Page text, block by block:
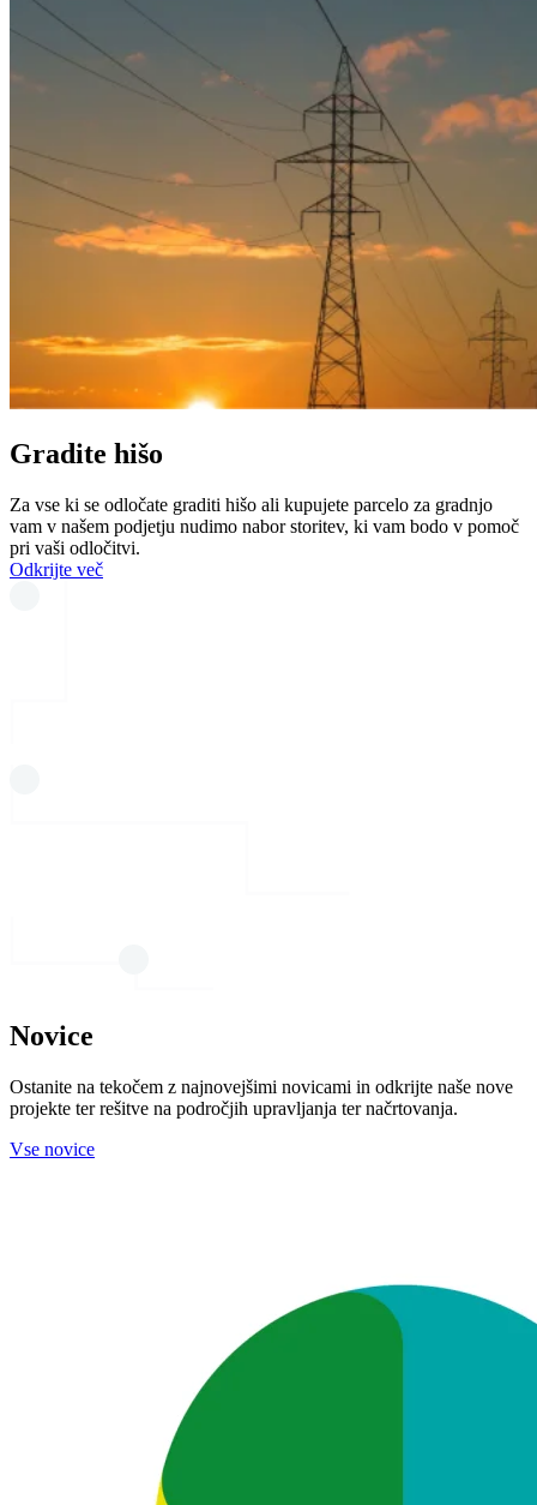
Gradite hišo
Za vse ki se odločate graditi hišo ali kupujete parcelo za gradnjo
vam v našem podjetju nudimo nabor storitev, ki vam bodo v pomoč
pri vaši odločitvi.
Odkrijte več
Novice
Ostanite na tekočem z najnovejšimi novicami in odkrijte naše nove
projekte ter rešitve na področjih upravljanja ter načrtovanja.
Vse novice